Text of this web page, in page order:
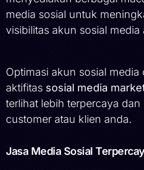
media sosial untuk
visibilitas akun sosial media
Optimasi akun sosial media
aktifitas sosial media
terlihat lebih terpercaya
customer atau klien anda.
Jasa Media Sosial